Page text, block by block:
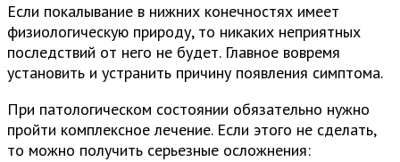
Если покалывание в нижних конечностях имеет
физиологическую природу, то никаких неприятных
последствий от него не будет. Главное вовремя
установить и устранить причину появления симптома.
При патологическом состоянии обязательно нужно
пройти комплексное лечение. Если этого не сделать,
то можно получить серьезные осложнения: